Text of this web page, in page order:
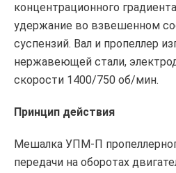
концентрационного
удержание во взвешенном
суспензий. Вал и пропеллер
нержавеющей стали,
скорости 1400/750 об/мин.
Принцип действия
Мешалка УПМ-П
передачи на оборотах